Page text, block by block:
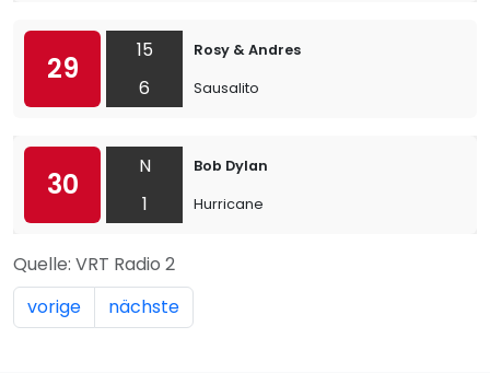
29
15
6
Rosy & Andres
Sausalito
30
N
1
Bob Dylan
Hurricane
Quelle: VRT Radio 2
vorige
nächste